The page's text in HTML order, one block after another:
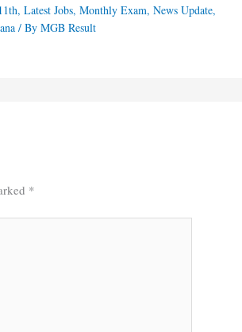
, Latest Jobs, Monthly Exam, News Update,
/ By MGB Result
*